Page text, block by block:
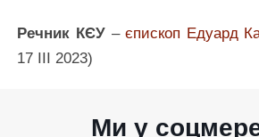
Речник КЄУ –єпископ Едуард
17 ІІI 2023)
Ми у